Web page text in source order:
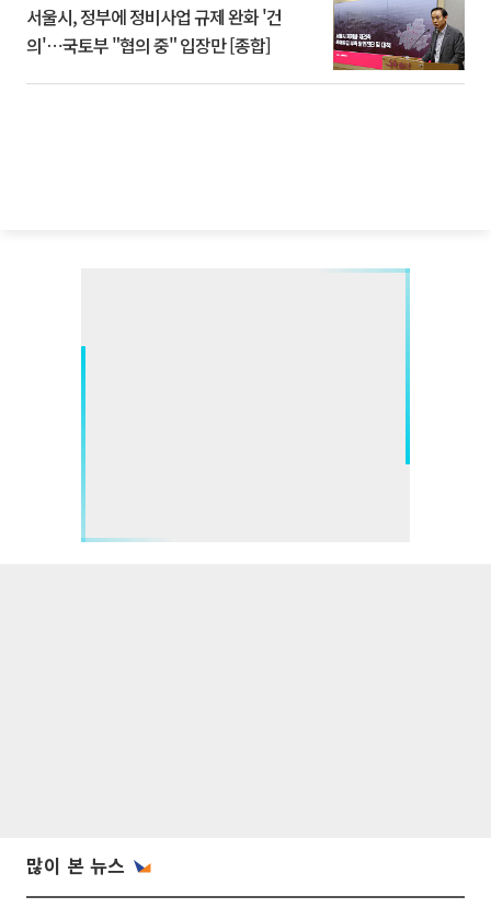
서울시, 정부에 정비사업 규제 완화 '건
의'⋯국토부 "협의 중" 입장만 [종합]
많이 본 뉴스